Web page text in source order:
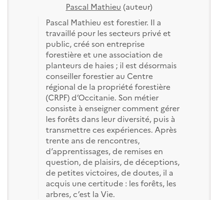
Pascal Mathieu (auteur)
Pascal Mathieu est forestier. Il a
travaillé pour les secteurs privé et
public, créé son entreprise
forestière et une association de
planteurs de haies ; il est désormais
conseiller forestier au Centre
régional de la propriété forestière
(CRPF) d’Occitanie. Son métier
consiste à enseigner comment gérer
les forêts dans leur diversité, puis à
transmettre ces expériences. Après
trente ans de rencontres,
d’apprentissages, de remises en
question, de plaisirs, de déceptions,
de petites victoires, de doutes, il a
acquis une certitude : les forêts, les
arbres, c’est la Vie.